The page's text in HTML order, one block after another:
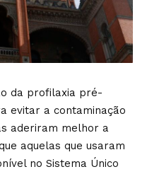
da profilaxia pré-
evitar a contaminação
aderiram melhor a
aquelas que usaram
no Sistema Único